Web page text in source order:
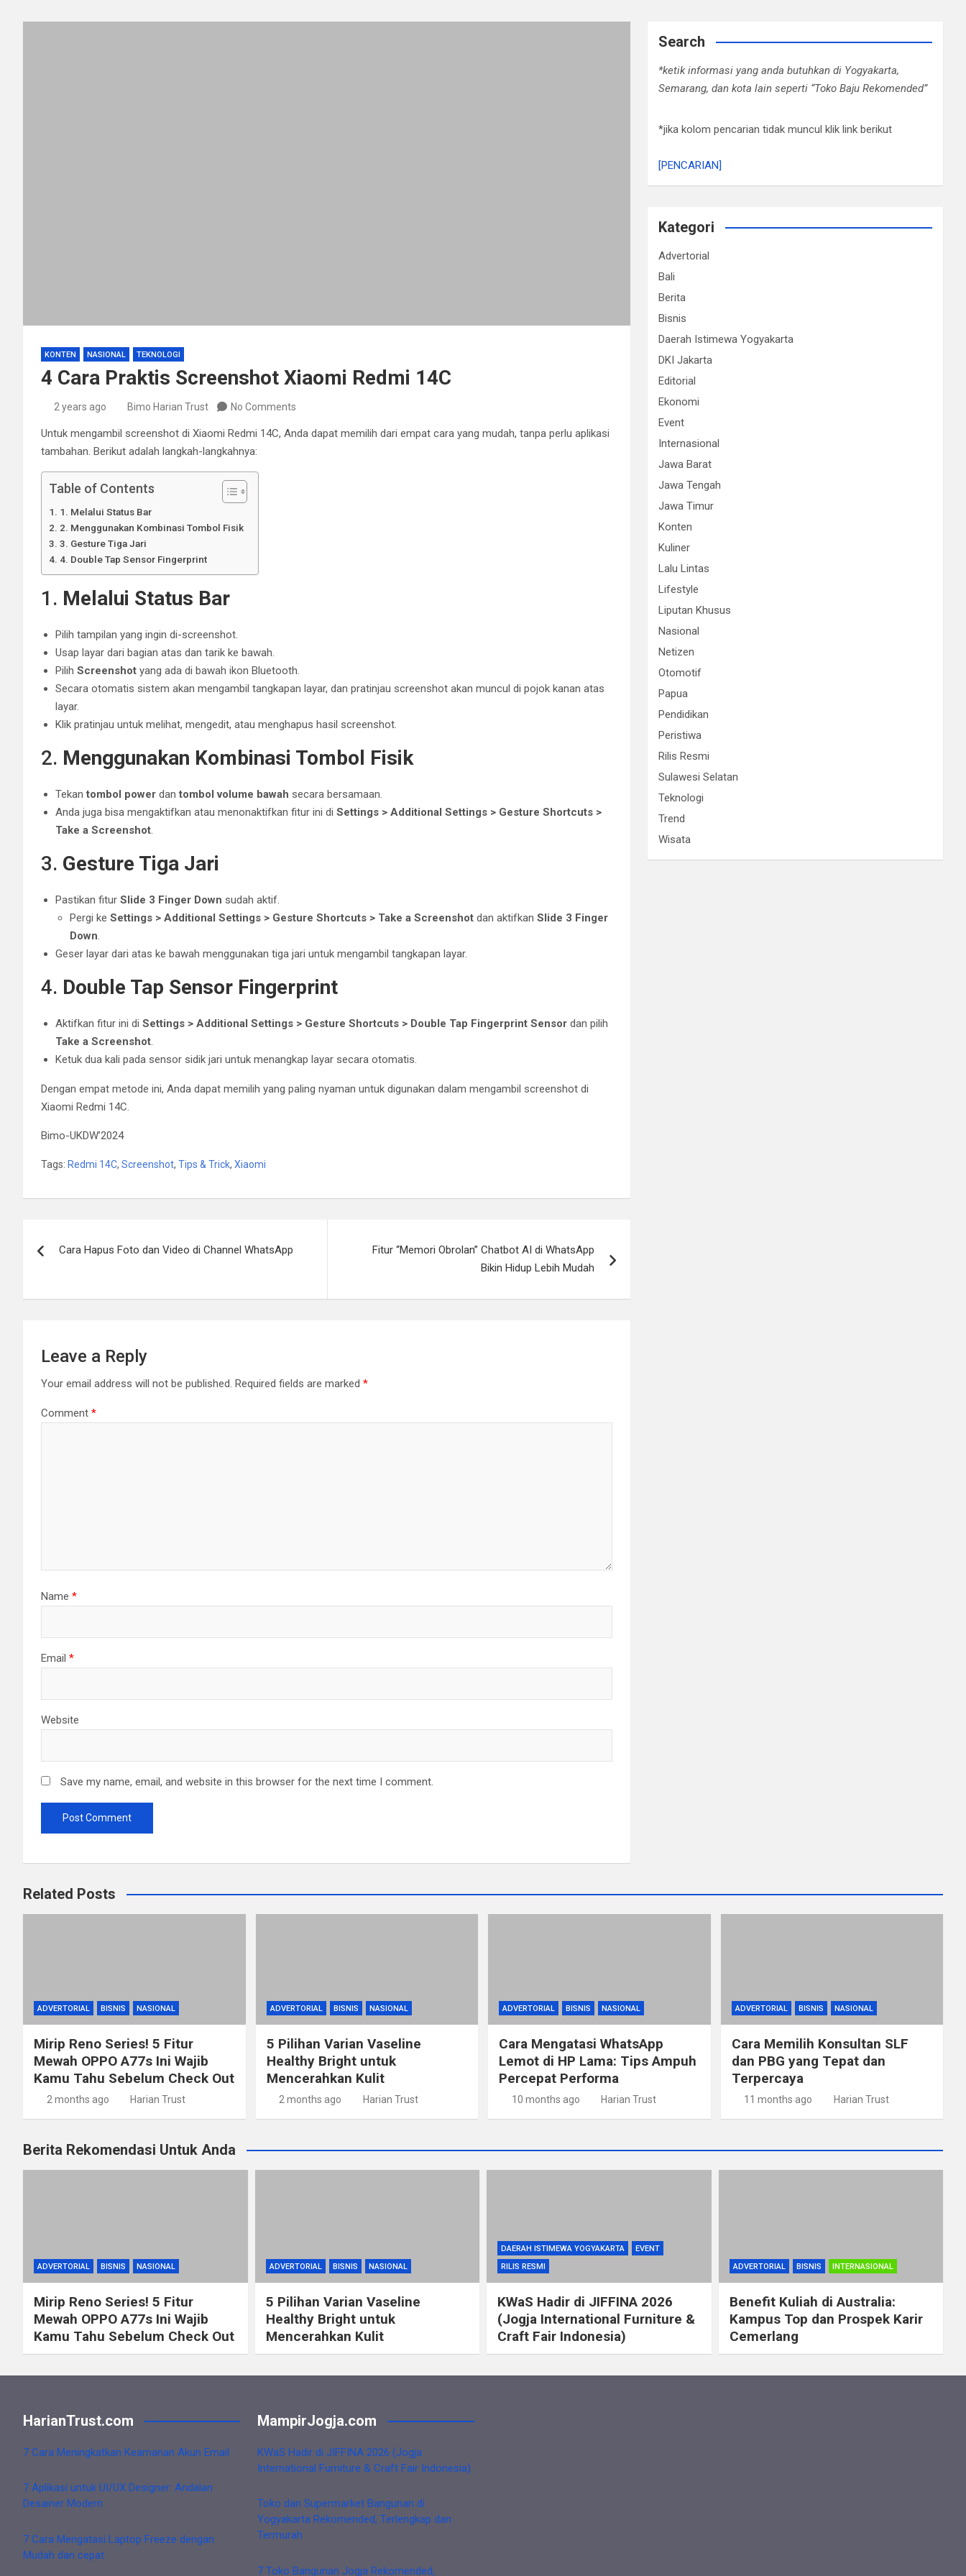
KONTEN NASIONAL TEKNOLOGI
4 Cara Praktis Screenshot Xiaomi Redmi 14C
2 years ago Bimo Harian Trust No Comments
Untuk mengambil screenshot di Xiaomi Redmi 14C, Anda dapat memilih dari empat cara yang mudah, tanpa perlu aplikasi
tambahan. Berikut adalah langkah-langkahnya:
Table of Contents
1. Melalui Status Bar
2. Menggunakan Kombinasi Tombol Fisik
3. Gesture Tiga Jari
4. Double Tap Sensor Fingerprint
1. Melalui Status Bar
Pilih tampilan yang ingin di-screenshot.
Usap layar dari bagian atas dan tarik ke bawah.
Pilih Screenshot yang ada di bawah ikon Bluetooth.
Secara otomatis sistem akan mengambil tangkapan layar, dan pratinjau screenshot akan muncul di pojok kanan atas
layar.
Klik pratinjau untuk melihat, mengedit, atau menghapus hasil screenshot.
2. Menggunakan Kombinasi Tombol Fisik
Tekantombol power dantombol volume bawah secara bersamaan.
Anda juga bisa mengaktifkan atau menonaktifkan fitur ini di Settings > Additional Settings > Gesture Shortcuts >
Take a Screenshot.
3. Gesture Tiga Jari
Pastikan fitur Slide 3 Finger Down sudah aktif.
Pergi ke Settings > Additional Settings > Gesture Shortcuts > Take a Screenshot dan aktifkan Slide 3 Finger
Down.
Geser layar dari atas ke bawah menggunakan tiga jari untuk mengambil tangkapan layar.
4. Double Tap Sensor Fingerprint
Aktifkan fitur ini di Settings > Additional Settings > Gesture Shortcuts > Double Tap Fingerprint Sensor dan pilih
Take a Screenshot.
Ketuk dua kali pada sensor sidik jari untuk menangkap layar secara otomatis.
Dengan empat metode ini, Anda dapat memilih yang paling nyaman untuk digunakan dalam mengambil screenshot di
Xiaomi Redmi 14C.
Bimo-UKDW’2024
Tags: Redmi 14C, Screenshot, Tips & Trick, Xiaomi
navigation
Cara Hapus Foto dan Video di Channel WhatsApp
Fitur “Memori Obrolan” Chatbot AI di WhatsApp
Bikin Hidup Lebih Mudah
Leave a Reply
Your email address will not be published. Required fields are marked *
Comment *
Name *
Email *
Website
Save my name, email, and website in this browser for the next time I comment.
Search
*ketik informasi yang anda butuhkan di Yogyakarta,
Semarang, dan kota lain seperti “Toko Baju Rekomended”
*jika kolom pencarian tidak muncul klik link berikut
[PENCARIAN]
Kategori
Advertorial
Bali
Berita
Bisnis
Daerah Istimewa Yogyakarta
DKI Jakarta
Editorial
Ekonomi
Event
Internasional
Jawa Barat
Jawa Tengah
Jawa Timur
Konten
Kuliner
Lalu Lintas
Lifestyle
Liputan Khusus
Nasional
Netizen
Otomotif
Papua
Pendidikan
Peristiwa
Rilis Resmi
Sulawesi Selatan
Teknologi
Trend
Wisata
Related Posts
ADVERTORIAL BISNIS NASIONAL
Mirip Reno Series! 5 Fitur
Mewah OPPO A77s Ini Wajib
Kamu Tahu Sebelum Check Out
2 months ago Harian Trust
ADVERTORIAL BISNIS NASIONAL
5 Pilihan Varian Vaseline
Healthy Bright untuk
Mencerahkan Kulit
2 months ago Harian Trust
ADVERTORIAL BISNIS NASIONAL
Cara Mengatasi WhatsApp
Lemot di HP Lama: Tips Ampuh
Percepat Performa
10 months ago Harian Trust
ADVERTORIAL BISNIS NASIONAL
Cara Memilih Konsultan SLF
dan PBG yang Tepat dan
Terpercaya
11 months ago Harian Trust
Berita Rekomendasi Untuk Anda
ADVERTORIAL BISNIS NASIONAL
Mirip Reno Series! 5 Fitur
Mewah OPPO A77s Ini Wajib
Kamu Tahu Sebelum Check Out
ADVERTORIAL BISNIS NASIONAL
5 Pilihan Varian Vaseline
Healthy Bright untuk
Mencerahkan Kulit
DAERAH ISTIMEWA YOGYAKARTA
EVENT
RILIS RESMI
KWaS Hadir di JIFFINA 2026
(Jogja International Furniture &
Craft Fair Indonesia)
ADVERTORIAL BISNIS INTERNASIONAL
Benefit Kuliah di Australia:
Kampus Top dan Prospek Karir
Cemerlang
HarianTrust.com
7 Cara Meningkatkan Keamanan Akun Email
7 Aplikasi untuk UI/UX Designer: Andalan
Desainer Modern
7 Cara Mengatasi Laptop Freeze dengan
Mudah dan cepat
MampirJogja.com
KWaS Hadir di JIFFINA 2026 (Jogja
International Furniture & Craft Fair Indonesia)
Toko dan Supermarket Bangunan di
Yogyakarta Rekomended, Terlengkap dan
Termurah
7 Toko Bangunan Jogja Rekomended,